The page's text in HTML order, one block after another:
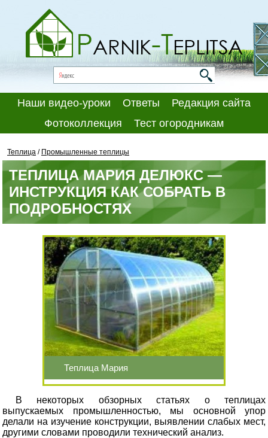
Наши видео-уроки Ответы
Редакция сайта
Фотоколлекция
Тест огородникам
Теплица / Промышленные теплицы
ТЕПЛИЦА МАРИЯ ДЕЛЮКС —
ИНСТРУКЦИЯ КАК СОБРАТЬ В
ПОДРОБНОСТЯХ
Теплица Мария
В некоторых обзорных статьях о теплицах
выпускаемых промышленностью, мы основной упор
делали на изучение конструкции, выявлении слабых мест,
другими словами проводили технический анализ.